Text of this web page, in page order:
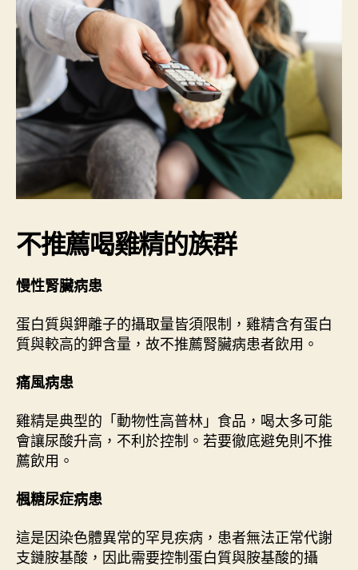
不推薦喝雞精的族群
慢性腎臟病患
蛋白質與鉀離子的攝取量皆須限制，雞精含有蛋白
質與較高的鉀含量，故不推薦腎臟病患者飲用。
痛風病患
雞精是典型的「動物性高普林」食品，喝太多可能
會讓尿酸升高，不利於控制。若要徹底避免則不推
薦飲用。
楓糖尿症病患
這是因染色體異常的罕見疾病，患者無法正常代謝
支鏈胺基酸，因此需要控制蛋白質與胺基酸的攝